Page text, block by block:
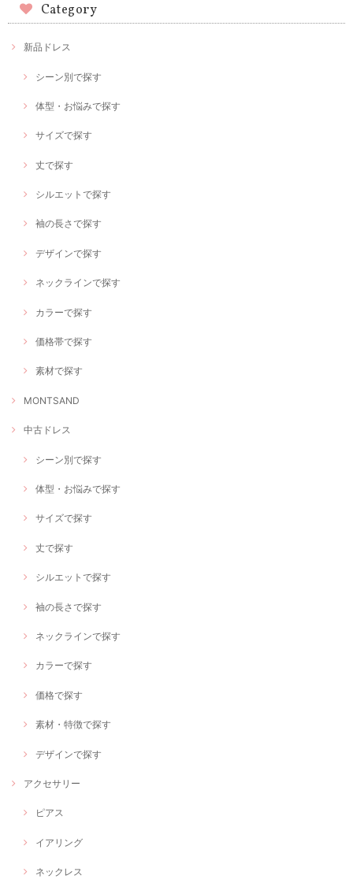
Category
新品ドレス
シーン別で探す
体型・お悩みで探す
サイズで探す
丈で探す
シルエットで探す
袖の長さで探す
デザインで探す
ネックラインで探す
カラーで探す
価格帯で探す
素材で探す
MONTSAND
中古ドレス
シーン別で探す
体型・お悩みで探す
サイズで探す
丈で探す
シルエットで探す
袖の長さで探す
ネックラインで探す
カラーで探す
価格で探す
素材・特徴で探す
デザインで探す
アクセサリー
ピアス
イアリング
ネックレス